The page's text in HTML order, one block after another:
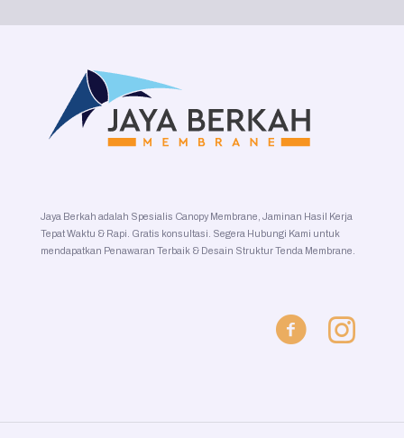
Jaya Berkah adalah Spesialis Canopy Membrane, Jaminan Hasil Kerja
Tepat Waktu & Rapi. Gratis konsultasi. Segera Hubungi Kami untuk
mendapatkan Penawaran Terbaik & Desain Struktur Tenda Membrane.